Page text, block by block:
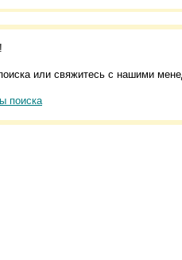
или свяжитесь с нашими
поиска